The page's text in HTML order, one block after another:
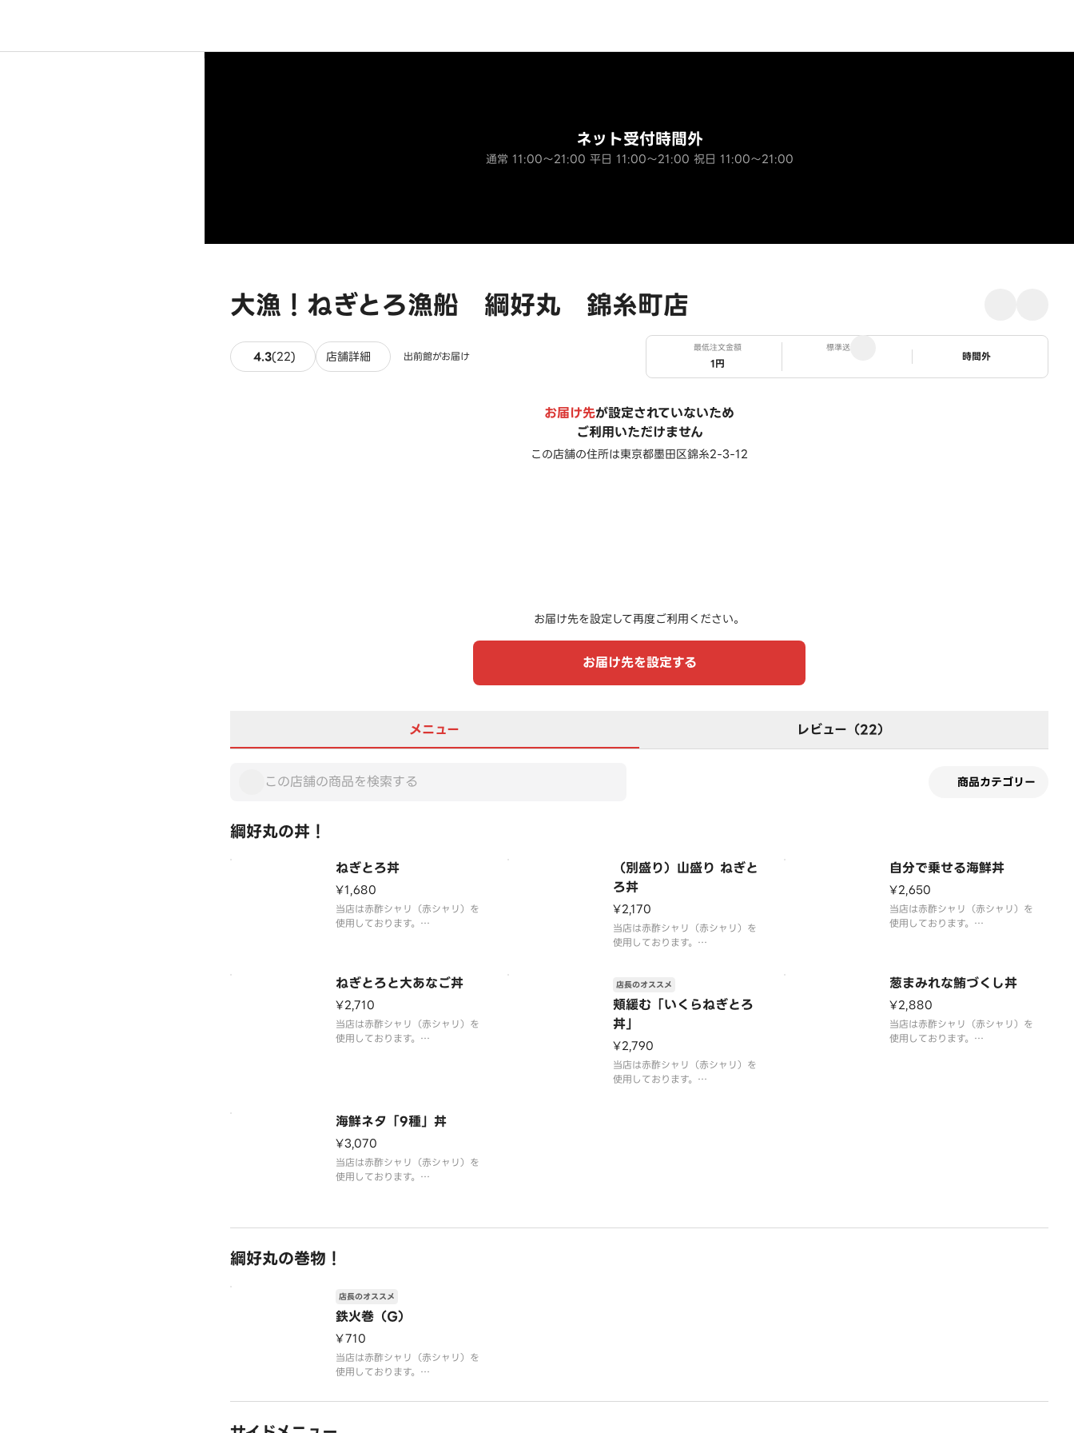
大漁！ねぎとろ漁船 綱好丸 錦糸町店
ネット受付時間外
通常 11:00～21:00 平日 11:00～21:00 祝日 11:00～21:00
4.3(22) 22件のレビュー
店舗詳細 出前館がお届け
最低注文金額
1円
標準送料
ステータス
時間外
お届け先が設定されていないため
ご利用いただけません
この店舗の住所は東京都墨田区錦糸2-3-12
お届け先を設定して再度ご利用ください。
お届け先を設定する
メニュー レビュー（22）
商品カテゴリー
綱好丸の丼！
ねぎとろ丼
¥1,680
当店は赤酢シャリ（赤シャリ）を
使用しております。
（別盛り）山盛り ねぎと
ろ丼
¥2,170
当店は赤酢シャリ（赤シャリ）を
使用しております。
仕上げにいくらをパラリ。もっと
ねぎとろを楽しみたい方へオスス
メです！（※ご飯と別盛りでお届
けします）
自分で乗せる海鮮丼
¥2,650
当店は赤酢シャリ（赤シャリ）を
使用しております。
加してもよし。あなただけの海鮮
ねぎとろと大あなご丼
¥2,710
当店は赤酢シャリ（赤シャリ）を
使用しております。
頬緩む「いくらねぎとろ
丼」
店長のオススメ
¥2,790
当店は赤酢シャリ（赤シャリ）を
使用しております。
葱まみれな鮪づくし丼
¥2,880
当店は赤酢シャリ（赤シャリ）を
使用しております。
海鮮ネタ「9種」丼
¥3,070
当店は赤酢シャリ（赤シャリ）を
使用しております。
綱好丸の巻物！
鉄火巻（G）
店長のオススメ
¥710
当店は赤酢シャリ（赤シャリ）を
使用しております。
自慢のまぐろを使用して巻いた鉄
り）・食感（口どけ）の3点にこ